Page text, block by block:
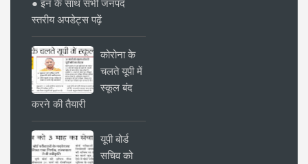
● इन के साथ सभी जनपद
स्तरीय अपडेट्स पढ़ें
कोरोना के
चलते यूपी में
स्कूल बंद
करने की तैयारी
यूपी बोर्ड
सचिव को